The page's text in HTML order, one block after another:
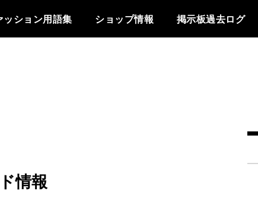
ッション用語集 ショップ情報 掲示板過去ログ
情報